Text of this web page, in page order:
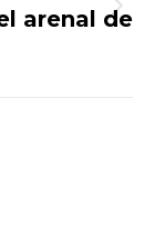
arenal de